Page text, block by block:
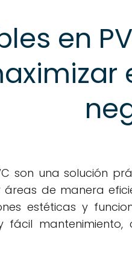
en
son una solución
de manera
estéticas y
fácil